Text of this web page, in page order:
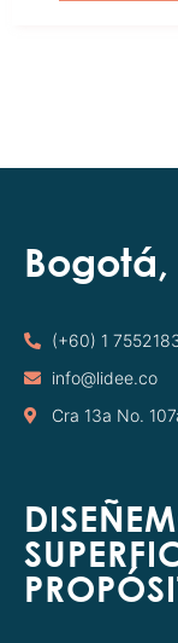
(+60) 1
info@lidee.co
Cra 13a No.